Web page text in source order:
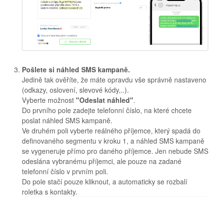
Pošlete si náhled SMS kampaně.
Jedině tak ověříte, že máte opravdu vše správně nastaveno
(odkazy, oslovení, slevové kódy,..).
Vyberte možnost "Odeslat náhled".
Do prvního pole zadejte telefonní číslo, na které chcete
poslat náhled SMS kampaně.
Ve druhém poli vyberte reálného příjemce, který spadá do
definovaného segmentu v kroku 1, a náhled SMS kampaně
se vygeneruje přímo pro daného příjemce. Jen nebude SMS
odeslána vybranému příjemci, ale pouze na zadané
telefonní číslo v prvním poli.
Do pole stačí pouze kliknout, a automaticky se rozbalí
roletka s kontakty.